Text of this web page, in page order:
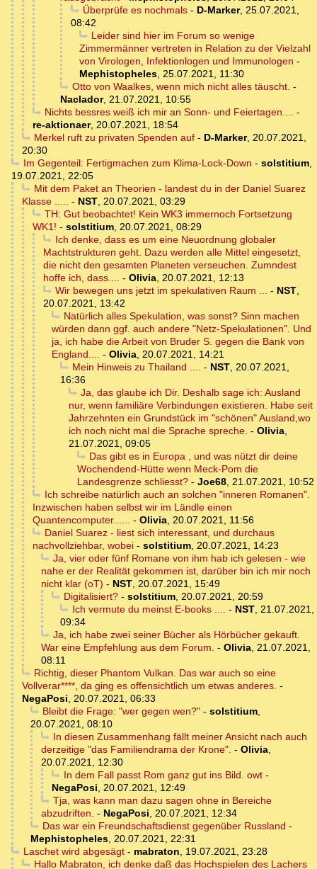
Überprüfe es nochmals- D-Marker, 25.07.2021,
08:42
Leider sind hier im Forum so wenige
Zimmermänner vertreten in Relation zu der Vielzahl
von Virologen, Infektionlogen und Immunologen -
Mephistopheles, 25.07.2021, 11:30
Otto von Waalkes, wenn mich nicht alles täuscht. -
Naclador, 21.07.2021, 10:55
Nichts bessres weiß ich mir an Sonn- und Feiertagen.... -
re-aktionaer, 20.07.2021, 18:54
Merkel ruft zu privaten Spenden auf- D-Marker, 20.07.2021,
20:30
Im Gegenteil: Fertigmachen zum Klima-Lock-Down - solstitium,
19.07.2021, 22:05
Mit dem Paket an Theorien - landest du in der Daniel Suarez
Klasse ..... - NST, 20.07.2021, 03:29
TH: Gut beobachtet! Kein WK3 immernoch Fortsetzung
WK1! - solstitium, 20.07.2021, 08:29
Ich denke, dass es um eine Neuordnung globaler
Machtstrukturen geht. Dazu werden alle Mittel eingesetzt,
die nicht den gesamten Planeten verseuchen. Zumndest
hoffe ich, dass.... - Olivia, 20.07.2021, 12:13
Wir bewegen uns jetzt im spekulativen Raum ... - NST,
20.07.2021, 13:42
Natürlich alles Spekulation, was sonst? Sinn machen
würden dann ggf. auch andere "Netz-Spekulationen". Und
ja, ich habe die Arbeit von Bruder S. gegen die Bank von
England.... - Olivia, 20.07.2021, 14:21
Mein Hinweis zu Thailand .... - NST, 20.07.2021,
16:36
Ja, das glaube ich Dir. Deshalb sage ich: Ausland
nur, wenn familiäre Verbindungen existieren. Habe seit
Jahrzehnten ein Grundstück im "schönen" Ausland,wo
ich noch nicht mal die Sprache spreche. - Olivia,
21.07.2021, 09:05
Das gibt es in Europa , und was nützt dir deine
Wochendend-Hütte wenn Meck-Pom die
Landesgrenze schliesst? - Joe68, 21.07.2021, 10:52
Ich schreibe natürlich auch an solchen "inneren Romanen".
Inzwischen haben selbst wir im Ländle einen
Quantencomputer...... - Olivia, 20.07.2021, 11:56
Daniel Suarez - liest sich interessant, und durchaus
nachvollziehbar, wobei - solstitium, 20.07.2021, 14:23
Ja, vier oder fünf Romane von ihm hab ich gelesen - wie
nahe er der Realität gekommen ist, darüber bin ich mir noch
nicht klar (oT) - NST, 20.07.2021, 15:49
Digitalisiert?- solstitium, 20.07.2021, 20:59
Ich vermute du meinst E-books .... - NST, 21.07.2021,
09:34
Ja, ich habe zwei seiner Bücher als Hörbücher gekauft.
War eine Empfehlung aus dem Forum. - Olivia, 21.07.2021,
08:11
Richtig, dieser Phantom Vulkan. Das war auch so eine
Vollverar****, da ging es offensichtlich um etwas anderes. -
NegaPosi, 20.07.2021, 06:33
Bleibt die Frage: "wer gegen wen?"- solstitium,
20.07.2021, 08:10
In diesen Zusammenhang fällt meiner Ansicht nach auch
derzeitige "das Familiendrama der Krone". - Olivia,
20.07.2021, 12:30
In dem Fall passt Rom ganz gut ins Bild. owt-
NegaPosi, 20.07.2021, 12:49
Tja, was kann man dazu sagen ohne in Bereiche
abzudriften. - NegaPosi, 20.07.2021, 12:34
Das war ein Freundschaftsdienst gegenüber Russland -
Mephistopheles, 20.07.2021, 22:31
Laschet wird abgesägt- mabraton, 19.07.2021, 23:28
Hallo Mabraton, ich denke daß das Hochspielen des Lachers